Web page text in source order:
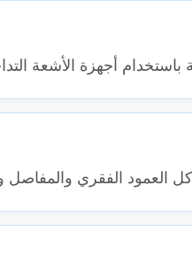
باستخدام أجهزة الأشعة
العمود الفقري والمفاصل